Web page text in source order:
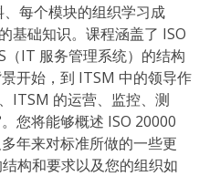
每个模块的组织学习成
基础知识。课程涵盖了 ISO
IT 服务管理系统）的结构
开始，到 ITSM 中的领导作
ITSM 的运营、监控、测
您将能够概述 ISO 20000
年来对标准所做的一些更
构和要求以及您的组织如